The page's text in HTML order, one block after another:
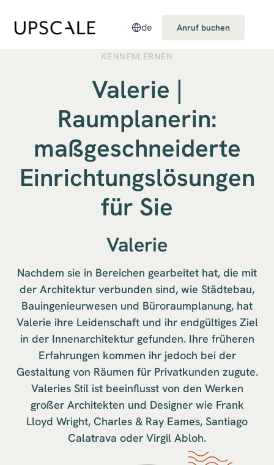
de Anruf buchen
KENNENLERNEN
Valerie |
Raumplanerin:
maßgeschneiderte
Einrichtungslösungen
für Sie
Valerie
Nachdem sie in Bereichen gearbeitet hat, die mit
der Architektur verbunden sind, wie Städtebau,
Bauingenieurwesen und Büroraumplanung, hat
Valerie ihre Leidenschaft und ihr endgültiges Ziel
in der Innenarchitektur gefunden. Ihre früheren
Erfahrungen kommen ihr jedoch bei der
Gestaltung von Räumen für Privatkunden zugute.
Valeries Stil ist beeinflusst von den Werken
großer Architekten und Designer wie Frank
Lloyd Wright, Charles & Ray Eames, Santiago
Calatrava oder Virgil Abloh.